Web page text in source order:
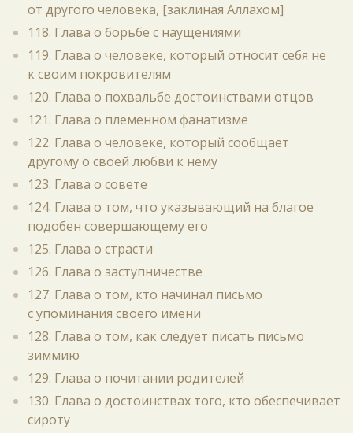
от другого человека, [заклиная Аллахом]
118. Глава о борьбе с наущениями
119. Глава о человеке, который относит себя не
к своим покровителям
120. Глава о похвальбе достоинствами отцов
121. Глава о племенном фанатизме
122. Глава о человеке, который сообщает
другому о своей любви к нему
123. Глава о совете
124. Глава о том, что указывающий на благое
подобен совершающему его
125. Глава о страсти
126. Глава о заступничестве
127. Глава о том, кто начинал письмо
с упоминания своего имени
128. Глава о том, как следует писать письмо
зиммию
129. Глава о почитании родителей
130. Глава о достоинствах того, кто обеспечивает
сироту